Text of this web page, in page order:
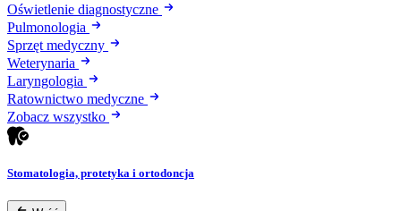
Oświetlenie diagnostyczne
Pulmonologia
Sprzęt medyczny
Weterynaria
Laryngologia
Ratownictwo medyczne
Zobacz wszystko
Stomatologia, protetyka i ortodoncja